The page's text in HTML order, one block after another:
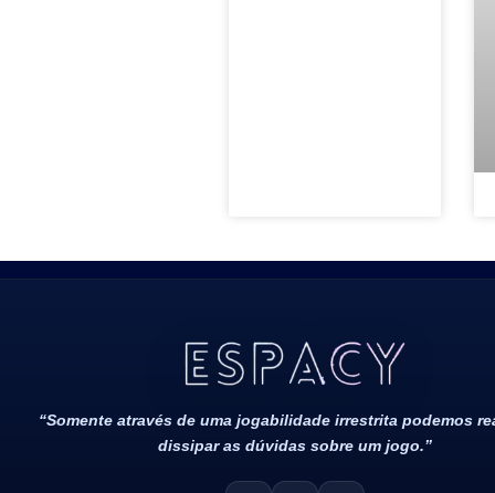
“Somente através de uma jogabilidade irrestrita podemos
dissipar as dúvidas sobre um jogo.”